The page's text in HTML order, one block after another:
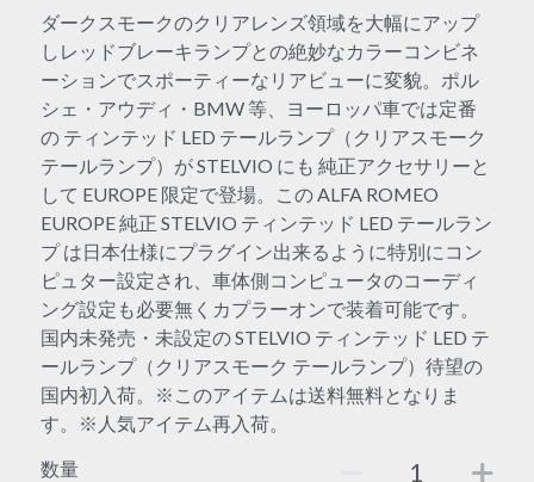
ダークスモークのクリアレンズ領域を大幅にアップ
しレッドブレーキランプとの絶妙なカラーコンビネ
ーションでスポーティーなリアビューに変貌。ポル
シェ・アウディ・BMW 等、ヨーロッパ車では定番
の ティンテッド LED テールランプ（クリアスモーク
テールランプ）が STELVIO にも 純正アクセサリーと
して EUROPE 限定で登場。この ALFA ROMEO
EUROPE 純正 STELVIO ティンテッド LED テールラン
プ は日本仕様にプラグイン出来るように特別にコン
ピュター設定され、車体側コンピュータのコーディ
ング設定も必要無くカプラーオンで装着可能です。
国内未発売・未設定の STELVIO ティンテッド LED テ
ールランプ（クリアスモーク テールランプ）待望の
国内初入荷。※このアイテムは送料無料となりま
す。※人気アイテム再入荷。
数量